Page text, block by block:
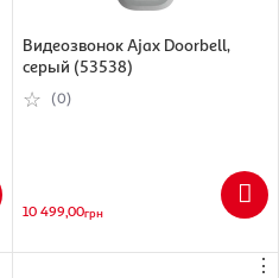
Видеозвонок Ajax Doorbell,
серый (53538)
(0)
10 499,00грн
⋮